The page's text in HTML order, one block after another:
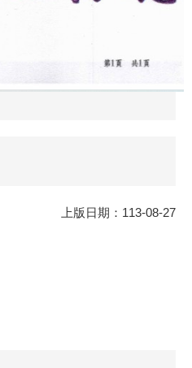
上版日期：113-08-27